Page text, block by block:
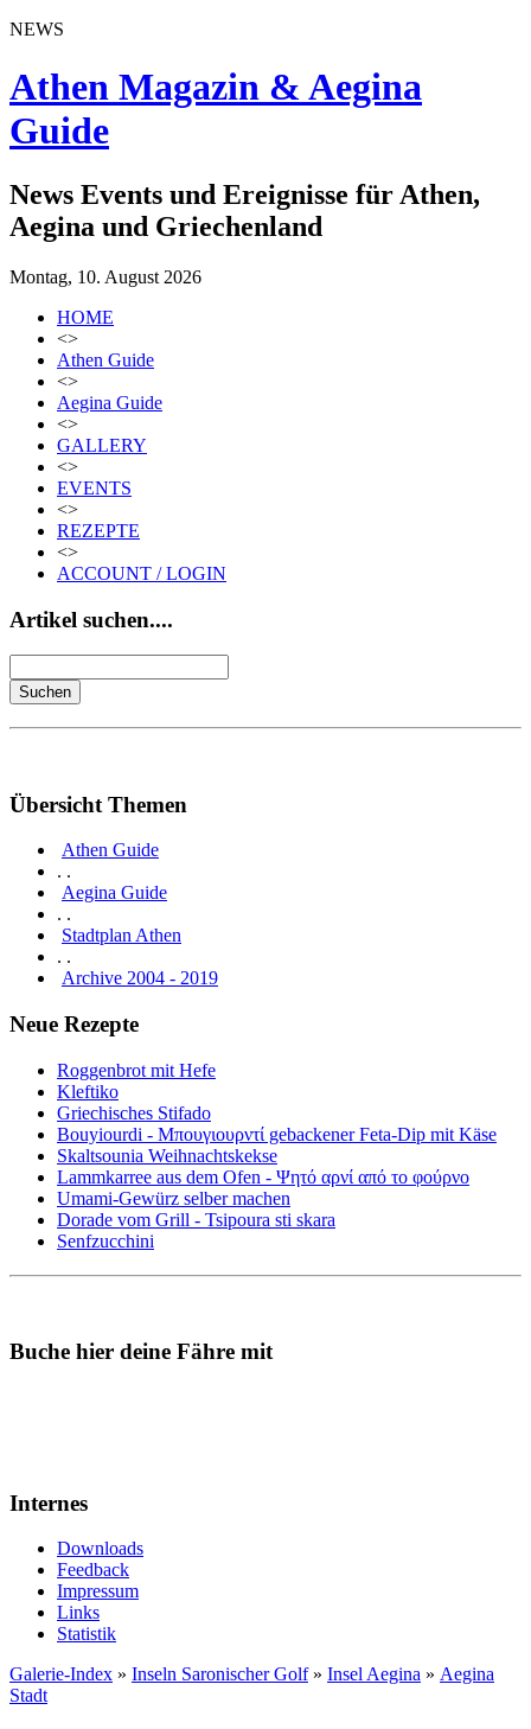
NEWS
Athen Magazin & Aegina
Guide
News Events und Ereignisse für Athen,
Aegina und Griechenland
Montag, 10. August 2026
HOME
<>
Athen Guide
<>
Aegina Guide
<>
GALLERY
<>
EVENTS
<>
REZEPTE
<>
ACCOUNT / LOGIN
Artikel suchen....
Übersicht Themen
Athen Guide
. .
Aegina Guide
. .
Stadtplan Athen
. .
Archive 2004 - 2019
Neue Rezepte
Roggenbrot mit Hefe
Kleftiko
Griechisches Stifado
Bouyiourdi - Μπουγιουρντί gebackener Feta-Dip mit Käse
Skaltsounia Weihnachtskekse
Lammkarree aus dem Ofen - Ψητό αρνί από το φούρνο
Umami-Gewürz selber machen
Dorade vom Grill - Tsipoura sti skara
Senfzucchini
Buche hier deine Fähre mit
Internes
Downloads
Feedback
Impressum
Links
Statistik
Galerie-Index » Inseln Saronischer Golf» Insel Aegina » Aegina
Stadt